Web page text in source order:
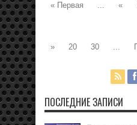
« Первая ... «
»
20 30 ...
ПОСЛЕДНИЕ ЗАПИСИ